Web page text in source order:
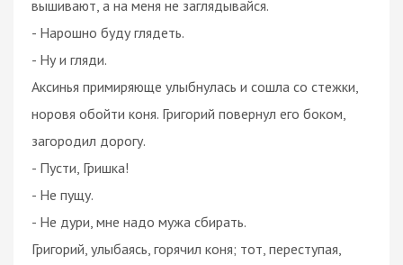
вышивают, а на меня не заглядывайся.
- Нарошно буду глядеть.
- Ну и гляди.
Аксинья примиряюще улыбнулась и сошла со стежки,
норовя обойти коня. Григорий повернул его боком,
загородил дорогу.
- Пусти, Гришка!
- Не пущу.
- Не дури, мне надо мужа сбирать.
Григорий, улыбаясь, горячил коня; тот, переступая,